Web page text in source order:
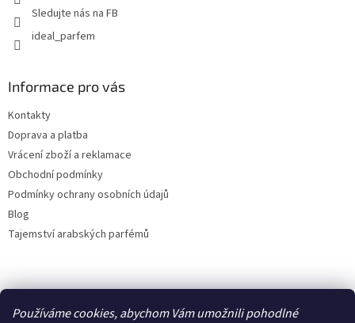
Používáme cookies, abychom Vám umožnili pohodlné
Sledujte nás na FB
ideal_parfem
Informace pro vás
Kontakty
Doprava a platba
Vrácení zboží a reklamace
Obchodní podmínky
Podmínky ochrany osobních údajů
Blog
Tajemství arabských parfémů